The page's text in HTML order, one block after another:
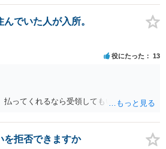
かかわらず、全く説明されなかったよう
とは可能です。
でいた人が入所。
役にたった 13
払ってくれるなら受領してもいいですよ。
を拒否できますか